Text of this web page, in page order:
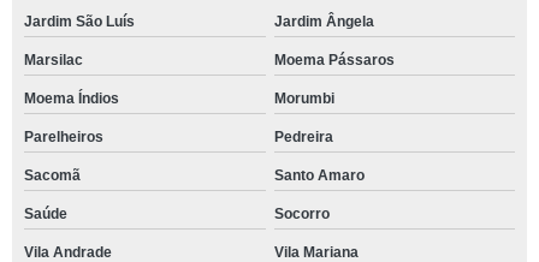
Jardim São Luís Jardim Ângela
Marsilac Moema Pássaros
Moema Índios Morumbi
Parelheiros Pedreira
Sacomã Santo Amaro
Saúde Socorro
Vila Andrade Vila Mariana